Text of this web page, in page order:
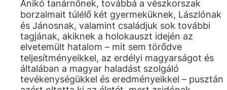
Anikó tanárnőnek, továbbá a vészkorszak
borzalmait túlélő két gyermeküknek, Lászlónak
és Jánosnak, valamint családjuk sok további
tagjának, akiknek a holokauszt idején az
elvetemült hatalom – mit sem törődve
teljesítményeikkel, az erdélyi magyarságot és
általában a magyar haladást szolgáló
tevékenységükkel és eredményeikkel – pusztán